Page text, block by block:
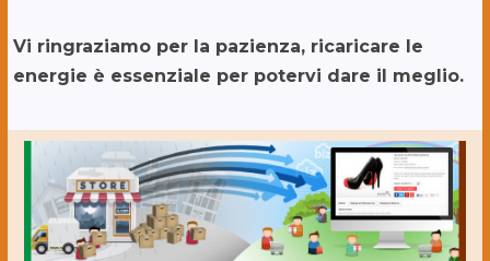
Vi ringraziamo per la pazienza, ricaricare le
energie è essenziale per potervi dare il meglio.